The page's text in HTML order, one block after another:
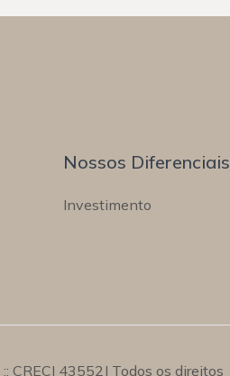
Nossos Diferenciais
Investimento
:: CRECI 43552J Todos os direitos